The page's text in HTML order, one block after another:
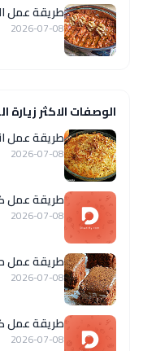
طريقة عمل
2026-07-08
الوصفات الاكثر زيارة
طريقة عمل
2026-07-08
طريقة عمل
2026-07-08
طريقة عمل
2026-07-08
طريقة عمل
2026-07-08